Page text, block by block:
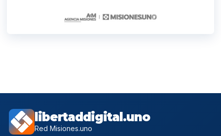
libertaddigital.uno
Red Misiones.uno